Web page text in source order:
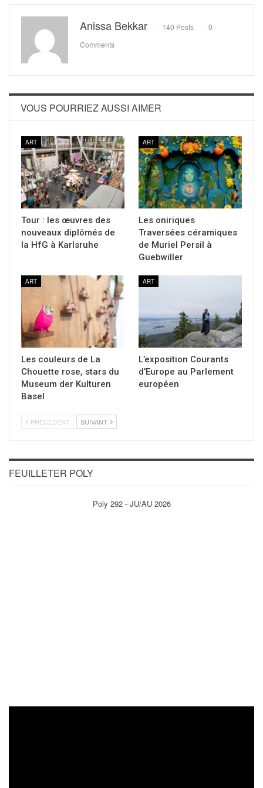
Anissa Bekkar 140 Posts
0
Comments
VOUS POURRIEZ AUSSI AIMER
ART
Tour : les œuvres des
nouveaux diplômés de
la HfG à Karlsruhe
ART
Les oniriques
Traversées céramiques
de Muriel Persil à
Guebwiller
ART
Les couleurs de La
Chouette rose, stars du
Museum der Kulturen
Basel
ART
L’exposition Courants
d’Europe au Parlement
européen
PRÉCÉDENT SUIVANT
FEUILLETER POLY
Poly 292 - JU/AU 2026